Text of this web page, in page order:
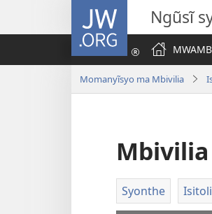
JW.ORG Ngũsĩ
Momanyĩsyo ma Mbivilia
Syonthe